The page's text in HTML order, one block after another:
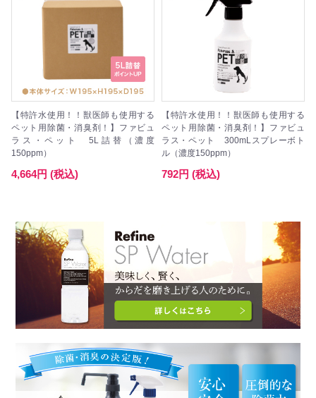
【特許水使用！！獣医師も使用する
ペット用除菌・消臭剤！】ファビュ
ラス・ペット 5L詰替（濃度
150ppm）
4,664円 (税込)
【特許水使用！！獣医師も使用する
ペット用除菌・消臭剤！】ファビュ
ラス・ペット 300mLスプレーボト
ル（濃度150ppm）
792円 (税込)